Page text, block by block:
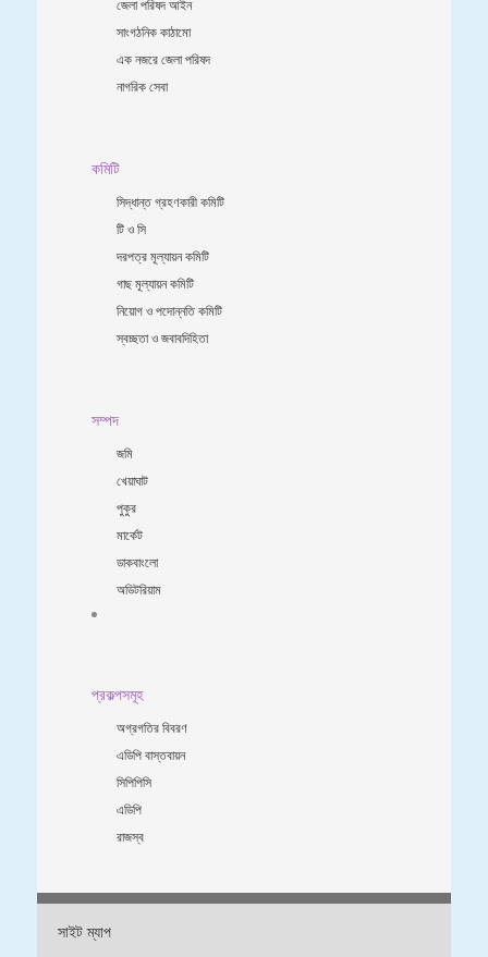
সাংগঠনিক কাঠামো
এক নজরে জেলা পরিষদ
নাগরিক সেবা
কমিটি
সিদ্ধান্ত গ্রহণকারী কমিটি
টি ও সি
দরপত্র মূল্যায়ন কমিটি
গাছ মূল্যায়ন কমিটি
নিয়োগ ও পদোন্নতি কমিটি
স্বচ্ছতা ও জবাবদিহিতা
সম্পদ
জমি
খেয়াঘাট
পুকুর
মার্কেট
ডাকবাংলো
অডিটরিয়াম
প্রকল্পসমূহ
অগ্রগতির বিবরণ
এডিপি বাস্তবায়ন
সিপিপিসি
এডিপি
রাজস্ব
সাইট ম্যাপ